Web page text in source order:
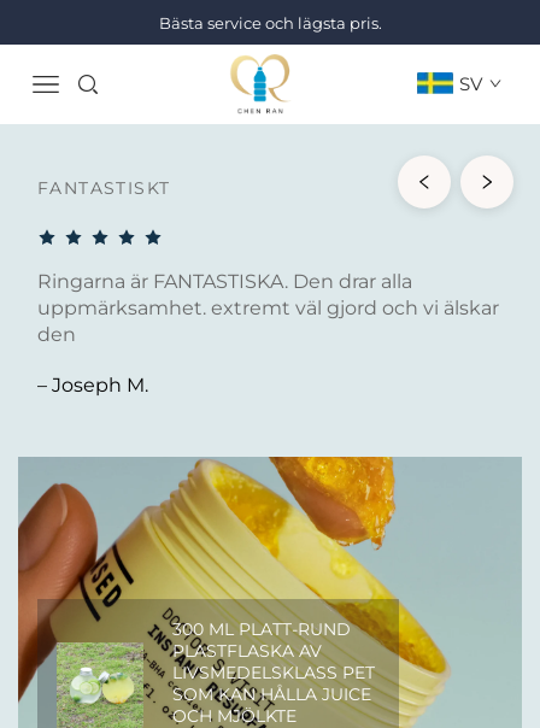
Bästa service och lägsta pris.
SV
FANTASTISKT
Ringarna är FANTASTISKA. Den drar alla
uppmärksamhet. extremt väl gjord och vi älskar
den
– Joseph M.
300 ML PLATT-RUND
PLASTFLASKA AV
LIVSMEDELSKLASS PET
SOM KAN HÅLLA JUICE
OCH MJÖLKTE